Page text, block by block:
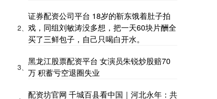
2、
证券配资公司平台 18岁的靳东饿着肚子拍
戏，同组刘敏涛没多想，把一天60块片酬全
买了三鲜包子，自己只喝白开水。
3、
黑龙江股票配资平台 女演员朱锐炒股赔70
万 积蓄亏空退圈失业
配资坊官网 千城百县看中国｜河北永年：共